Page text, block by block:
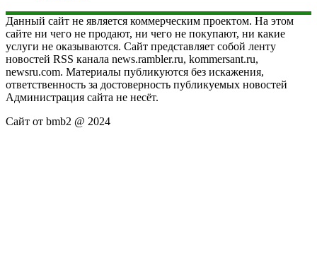
Данный сайт не является коммерческим проектом. На этом
сайте ни чего не продают, ни чего не покупают, ни какие
услуги не оказываются. Сайт представляет собой ленту
новостей RSS канала news.rambler.ru, kommersant.ru,
newsru.com. Материалы публикуются без искажения,
ответственность за достоверность публикуемых новостей
Администрация сайта не несёт.
Сайт от bmb2 @ 2024